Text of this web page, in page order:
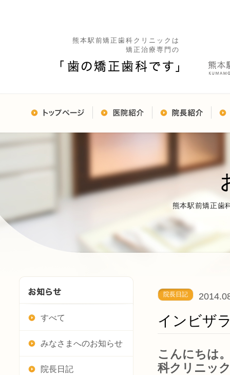
熊本駅前矯正歯科クリニックは
矯正治療専門の
熊本駅前矯正歯
すべて
みなさまへのお知らせ
院長日記
院長日記
インビザ
こんにちは
科クリニッ